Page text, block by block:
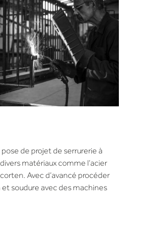
de projet de serrurerie à
matériaux comme l’acier
Avec d’avancé procéder
soudure avec des machines